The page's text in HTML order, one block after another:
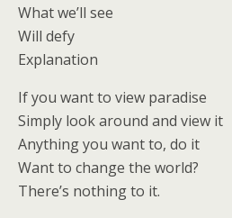
What we’ll see
Will defy
Explanation
If you want to view paradise
Simply look around and view it
Anything you want to, do it
Want to change the world?
There’s nothing to it.